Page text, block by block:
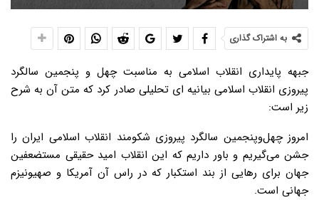
به اشتراک گذاری
جبهه پایداری انقلاب اسلامی به مناسبت چهل و پنجمین سالگرد
پیروزی انقلاب اسلامی بیانیه ای تحلیلی صادر کرد که متن آن به شرح
زیر است:
امروز چهل‌و‌پنجمین سالگرد پیروزی شکومند انقلاب اسلامی ایران را
جشن می‌گیریم و باور داریم که این انقلاب امید حقیقی مستضعفین
جهان برای رهایی از بند استکبار که در راس آن آمریکا و صهیونیزم
جهانی است.